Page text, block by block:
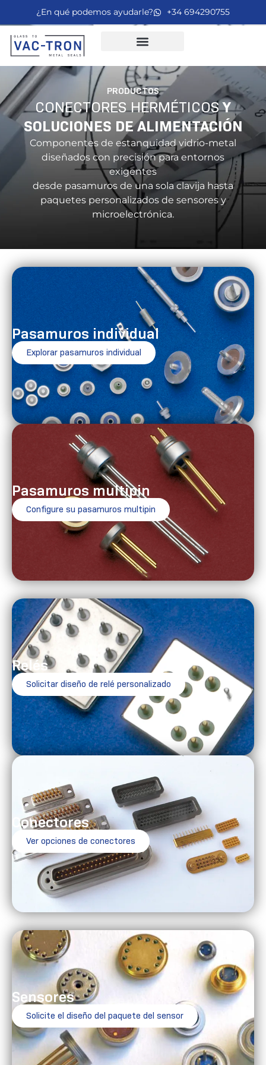
¿En qué podemos ayudarle? +34 694290755
PRODUCTOS
CONECTORES HERMÉTICOSY
SOLUCIONES DE ALIMENTACIÓN
Componentes de estanquidad vidrio-metal
diseñados con precisión para entornos
exigentes
desde pasamuros de una sola clavija hasta
paquetes personalizados de sensores y
microelectrónica.
Pasamuros individual
Explorar pasamuros individual
Pasamuros multipin
Configure su pasamuros multipin
Relés
Solicitar diseño de relé personalizado
Conectores
Ver opciones de conectores
Sensores
Solicite el diseño del paquete del sensor